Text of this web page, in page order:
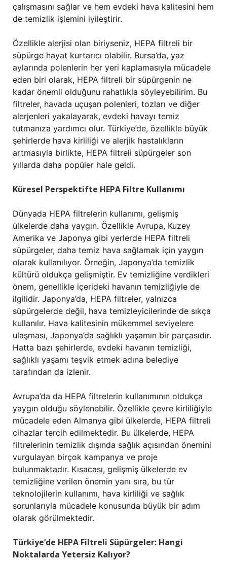
çalışmasını sağlar ve hem evdeki hava kalitesini hem
de temizlik işlemini iyileştirir.
Özellikle alerjisi olan biriyseniz, HEPA filtreli bir
süpürge hayat kurtarıcı olabilir. Bursa’da, yaz
aylarında polenlerin her yeri kaplamasıyla mücadele
eden biri olarak, HEPA filtreli bir süpürgenin ne
kadar önemli olduğunu rahatlıkla söyleyebilirim. Bu
filtreler, havada uçuşan polenleri, tozları ve diğer
alerjenleri yakalayarak, evdeki havayı temiz
tutmanıza yardımcı olur. Türkiye’de, özellikle büyük
şehirlerde hava kirliliği ve alerjik hastalıkların
artmasıyla birlikte, HEPA filtreli süpürgeler son
yıllarda daha popüler hale geldi.
Küresel Perspektifte HEPA Filtre Kullanımı
Dünyada HEPA filtrelerin kullanımı, gelişmiş
ülkelerde daha yaygın. Özellikle Avrupa, Kuzey
Amerika ve Japonya gibi yerlerde HEPA filtreli
süpürgeler, daha temiz hava sağlamak için yaygın
olarak kullanılıyor. Örneğin, Japonya’da temizlik
kültürü oldukça gelişmiştir. Ev temizliğine verdikleri
önem, genellikle içerideki havanın temizliğiyle de
ilgilidir. Japonya’da, HEPA filtreler, yalnızca
süpürgelerde değil, hava temizleyicilerinde de sıkça
kullanılır. Hava kalitesinin mükemmel seviyelere
ulaşması, Japonya’da sağlıklı yaşamın bir parçasıdır.
Hatta bazı şehirlerde, evdeki havanın temizliği,
sağlıklı yaşamı teşvik etmek adına belediye
tarafından da izlenir.
Avrupa’da da HEPA filtrelerin kullanımının oldukça
yaygın olduğu söylenebilir. Özellikle çevre kirliliğiyle
mücadele eden Almanya gibi ülkelerde, HEPA filtreli
cihazlar tercih edilmektedir. Bu ülkelerde, HEPA
filtrelerinin temizlik dışında sağlık açısından önemini
vurgulayan birçok kampanya ve proje
bulunmaktadır. Kısacası, gelişmiş ülkelerde ev
temizliğine verilen önemin yanı sıra, bu tür
teknolojilerin kullanımı, hava kirliliği ve sağlık
sorunlarıyla mücadele konusunda büyük bir adım
olarak görülmektedir.
Türkiye’de HEPA Filtreli Süpürgeler: Hangi
Noktalarda Yetersiz Kalıyor?